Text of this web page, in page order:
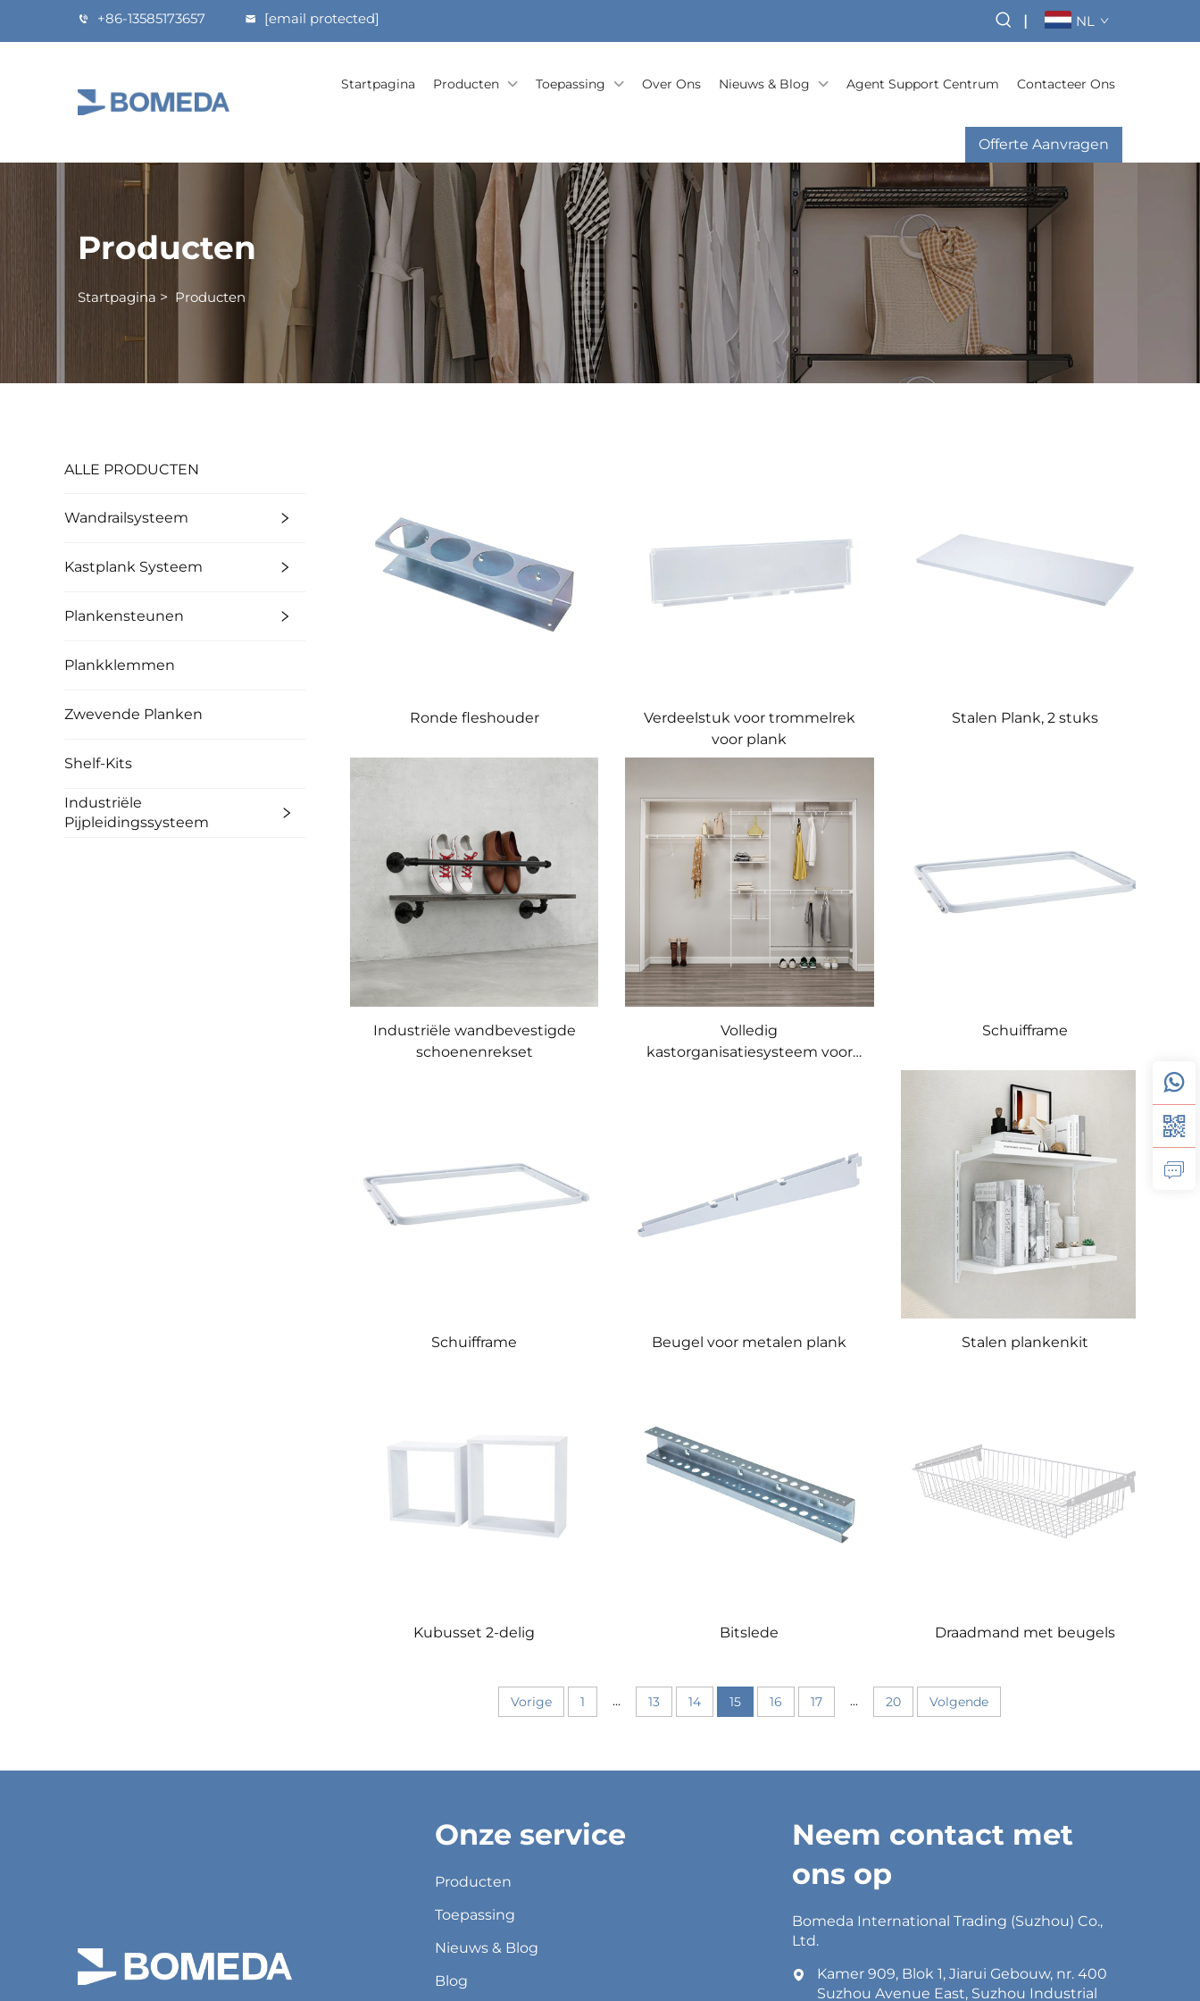
+86-13585173657 [email protected] | NL
Startpagina Producten Toepassing Over Ons Nieuws & Blog Agent Support Centrum Contacteer Ons
Offerte Aanvragen
Producten
Startpagina > Producten
ALLE PRODUCTEN
Wandrailsysteem
Kastplank Systeem
Plankensteunen
Plankklemmen
Zwevende Planken
Shelf-Kits
Industriële
Pijpleidingssysteem
Ronde fleshouder
Verdeelstuk voor trommelrek
voor plank
Stalen Plank, 2 stuks
Industriële wandbevestigde
schoenenrekset
Volledig
kastorganisatiesysteem voor
Schuifframe
Schuifframe Beugel voor metalen plank Stalen plankenkit
Kubusset 2-delig Bitslede Draadmand met beugels
Vorige 1 ... 13 14 15 16 17 ... 20 Volgende
Onze service
Producten
Toepassing
Nieuws & Blog
Blog
Neem contact met
ons op
Bomeda International Trading (Suzhou) Co.,
Ltd.
Kamer 909, Blok 1, Jiarui Gebouw, nr. 400
Suzhou Avenue East, Suzhou Industrial